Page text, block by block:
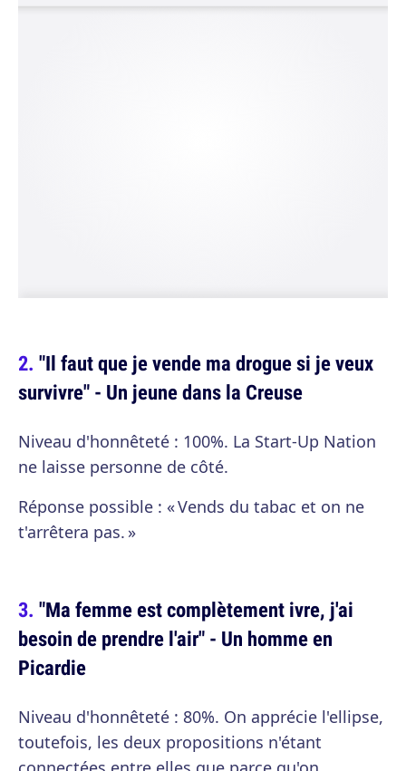
"Il faut que je vende ma drogue si je veux
survivre" - Un jeune dans la Creuse
Niveau d'honnêteté : 100%. La Start-Up Nation
ne laisse personne de côté.
Réponse possible : « Vends du tabac et on ne
t'arrêtera pas. »
"Ma femme est complètement ivre, j'ai
besoin de prendre l'air" - Un homme en
Picardie
Niveau d'honnêteté : 80%. On apprécie l'ellipse,
toutefois, les deux propositions n'étant